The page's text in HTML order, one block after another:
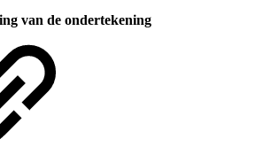
van de ondertekening